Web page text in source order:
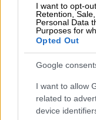
I want to opt-
Retention,
Personal Data
Purposes for
Opted Out
Google
I want to allow
related to
device
σε
Ζούκας.
Σε ό,τι αφορά
ζητά δύο
διπλωματική
οικονομική
πλήττονται